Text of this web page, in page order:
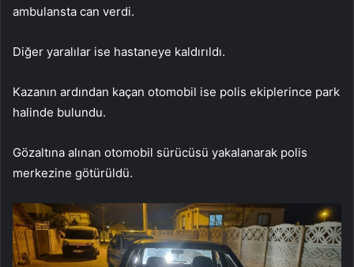
ambulansta can verdi.
Diğer yaralılar ise hastaneye kaldırıldı.
Kazanın ardından kaçan otomobil ise polis ekiplerince park
halinde bulundu.
Gözaltına alınan otomobil sürücüsü yakalanarak polis
merkezine götürüldü.